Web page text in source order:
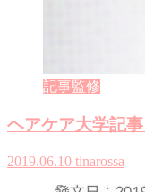
記事監修
ヘアケア大学記
2019.06.10 tinarossa